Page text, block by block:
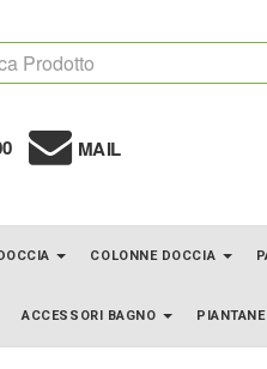
MAIL
COLONNE DOCCIA
ACCESSORI BAGNO